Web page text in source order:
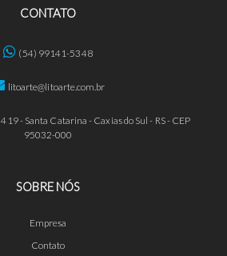
CONTATO
(54) 99141-5348
litoarte@litoarte.com.br
- Santa Catarina - Caxias do Sul - RS - CEP
95032-000
SOBRE NÓS
Empresa
Contato